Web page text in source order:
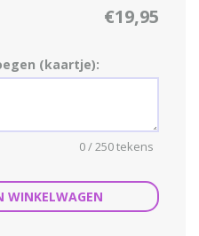
€19,95
(kaartje):
0 / 250 tekens
WINKELWAGEN